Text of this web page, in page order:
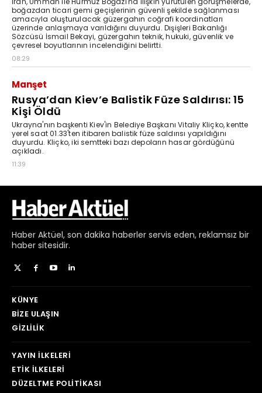
Haber Aktüel, son dakika haberler servis eden, reklamsız bir
haber sitesidir.
KÜNYE
BIZE ULAŞIN
GIZLILIK
YAYIN İLKELERI
ETIK İLKELERI
DÜZELTME POLITIKASI